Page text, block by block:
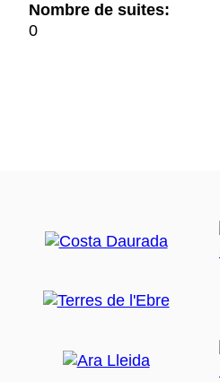
Nombre de suites:
0